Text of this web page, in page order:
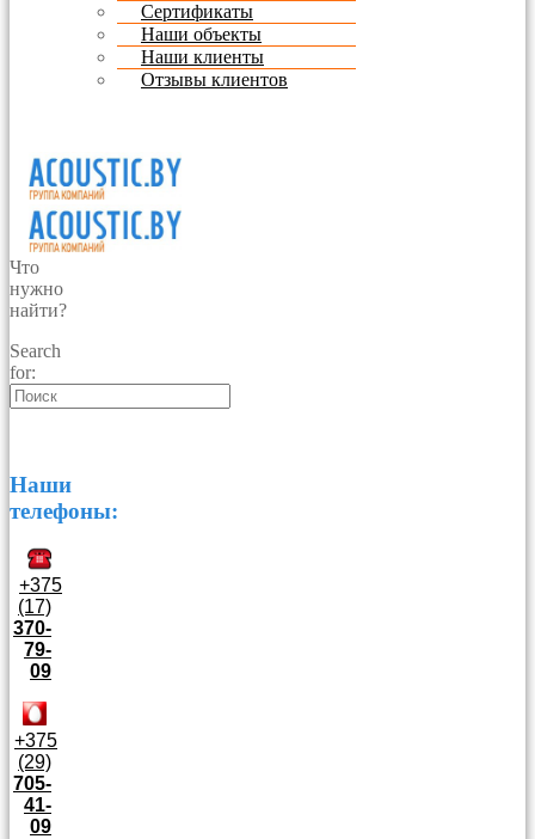
Сертификаты
Наши объекты
Наши клиенты
Отзывы клиентов
Что
нужно
найти?
Search
for:
Наши
телефоны:
+375
(17)
370-
79-
09
+375
(29)
705-
41-
09